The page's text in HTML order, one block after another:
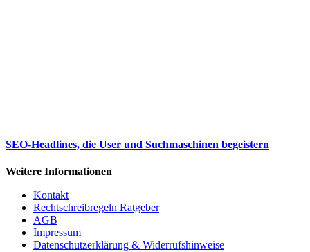
SEO-Headlines, die User und Suchmaschinen begeistern
Weitere Informationen
Kontakt
Rechtschreibregeln Ratgeber
AGB
Impressum
Datenschutzerklärung & Widerrufshinweise